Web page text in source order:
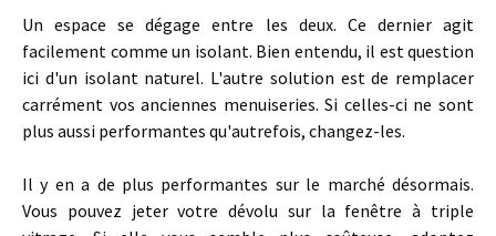
Un espace se dégage entre les deux. Ce dernier agit
facilement comme un isolant. Bien entendu, il est question
ici d'un isolant naturel. L'autre solution est de remplacer
carrément vos anciennes menuiseries. Si celles-ci ne sont
plus aussi performantes qu'autrefois, changez-les.
Il y en a de plus performantes sur le marché désormais.
Vous pouvez jeter votre dévolu sur la fenêtre à triple